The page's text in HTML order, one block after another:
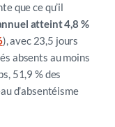
que ce qu’il
atteint 4,8 %
), avec 23,5 jours
absents au moins
51,9 % des
d’absentéisme